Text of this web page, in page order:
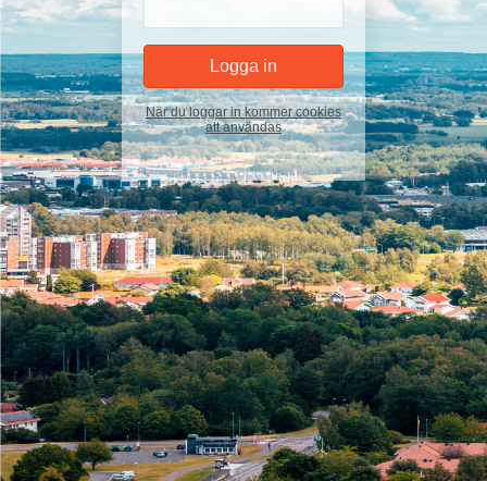
När du loggar in kommer cookies
att användas